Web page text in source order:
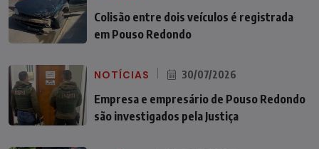
Colisão entre dois veículos é registrada
em Pouso Redondo
NOTÍCIAS 30/07/2026
Empresa e empresário de Pouso Redondo
são investigados pela Justiça